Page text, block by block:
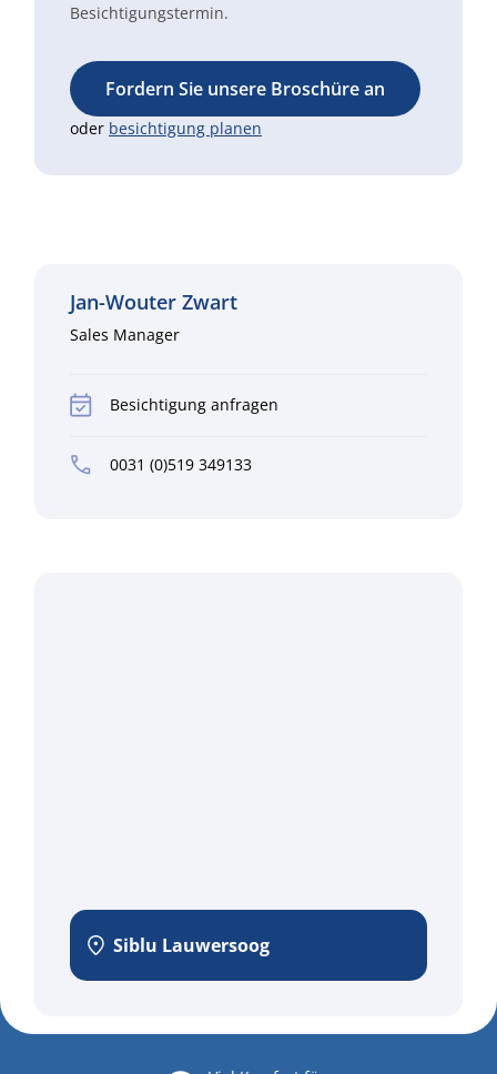
Besichtigungstermin.
Fordern Sie unsere Broschüre an
oder besichtigung planen
Jan-Wouter Zwart
Sales Manager
Besichtigung anfragen
0031 (0)519 349133
Siblu Lauwersoog